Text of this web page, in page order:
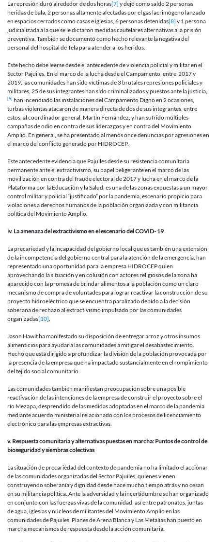
La represión duró alrededor de dos horas[7] y dejó como saldo 2 personas
heridas de bala, 2 personas altamente afectadas por el gas lacrimógeno lanzado
en espacios cerrados como casas e iglesias, 6 personas detenidas[8] y 1 persona
judicializada a la que se le dictaron medidas cautelares alternativas a la prisión
preventiva. También se documentó como hecho relevante la negativa del
personal del hospital de Tela para atender a los heridos.
Este hecho debe leerse desde el antecedente de violencia policial y militar en el
Sector Pajuiles. En el marco de la lucha desde el Campamento, entre 2017 y
2019, las comunidades han sido víctimas de 3 brutales represiones policiales y
militares, 25 de sus integrantes han sido criminalizados y puestos ante la justicia,
[9] han incendiado las instalaciones del Campamento Digno en 2 ocasiones,
turbas violentas atacaron de manera directa de dos de sus integrantes, entre
estos, al coordinador general, Martín Fernández, y han sufrido múltiples
campañas de odio en contra de sus liderazgos y en contra del Movimiento
Amplio. En general, se ha presentado al menos once denuncias por agresiones en
el marco del conflicto generado por HIDROCEP.
Este antecedente evidencia que Pajuiles desde su resistencia comunitaria
permanente ante el extractivismo, su papel beligerante en el marco de las
movilización en contra del fraude electoral de 2017 y lucha en el marco de la
Plataforma por la Educación y la Salud, es una de las zonas expuestas a un mayor
control militar y policial “justificado” por la pandemia, escenario propicio para
violaciones a derechos humanos de la población organizada y con militancia
política del Movimiento Amplio.
iv. La amenaza del extractivismo en el escenario del COVID- 19
La precariedad y la incapacidad del gobierno local que es también una extensión
de la incompetencia del gobierno central para la atención de la emergencia, han
representado una oportunidad para la empresa HIDROCEP quien
aprovechando la situación y en colusión con actores religiosos de la zona ha
aparecido con la promesa de brindar alimentos a la población como un claro
mecanismo de compra de voluntades para lograr reactivar la construcción de su
proyecto hidroeléctrico que se encuentra paralizado debido a la decisión
soberana de rechazo al extractivismo impulsado por las comunidades
organizadas[10].
Jason Hawit ha manifestado su disposición de entregar arroz y otros insumos
alimenticios para ayudar a las comunidades a mitigar el desabastecimiento.
Hecho que está dirigido a profundizar la división de la población provocada por
la presencia de la empresa que ha impactado sustancialmente en el rompimiento
del tejido social comunitario.
Las comunidades también manifiestan preocupación sobre una posible
reactivación de las intenciones de la empresa de construir el proyecto sobre el
río Mezapa, desprendido de las medidas adoptadas en el marco de la pandemia
mediante acuerdo ministerial relacionado con los procesos de licenciamiento
electrónico para las empresas extractivas.
v. Respuesta comunitaria y alternativas puestas en marcha: Puntos de control de
bioseguridad y siembras colectivas
La situación de precariedad del contexto de pandemia no ha limitado el accionar
de las comunidades organizadas del Sector Pajuiles, quienes vienen
construyendo soberanía y dignidad desde hace mucho tiempo atrás y no cesan
en su militancia política. Ante la adversidad y la incertidumbre se han organizado
en conjunto con las fuerzas vivas de la comunidad, así entre patronatos, juntas
de agua, iglesias y núcleos de militantes del Movimiento Amplio en las
comunidades de Pajuiles, Planes de Arena Blanca y Las Metalias han puesto en
marcha mecanismos de respuesta desde la acción comunitaria.